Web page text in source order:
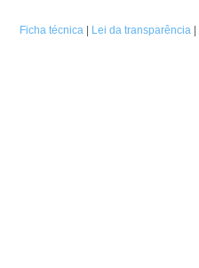
Ficha técnica| Lei da transparência|